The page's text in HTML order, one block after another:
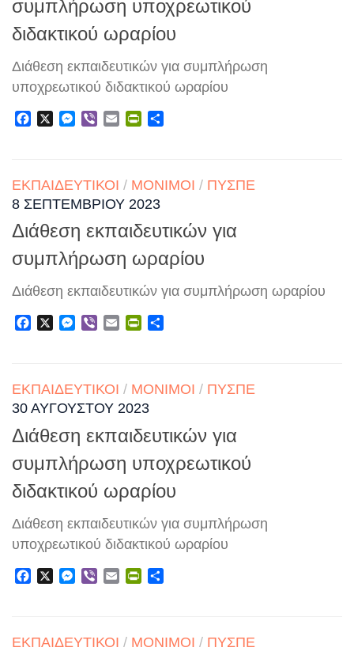
συμπλήρωση υποχρεωτικού
διδακτικού ωραρίου
Διάθεση εκπαιδευτικών για συμπλήρωση
υποχρεωτικού διδακτικού ωραρίου
FacebookMessenger
Viber EmailPrintFriendly
ΕΚΠΑΙΔΕΥΤΙΚΟΊ / ΜΌΝΙΜΟΙ / ΠΥΣΠΕ
8 ΣΕΠΤΕΜΒΡΊΟΥ 2023
Διάθεση εκπαιδευτικών για
συμπλήρωση ωραρίου
Διάθεση εκπαιδευτικών για συμπλήρωση ωραρίου
FacebookMessenger
Viber EmailPrintFriendly
ΕΚΠΑΙΔΕΥΤΙΚΟΊ / ΜΌΝΙΜΟΙ / ΠΥΣΠΕ
30 ΑΥΓΟΎΣΤΟΥ 2023
Διάθεση εκπαιδευτικών για
συμπλήρωση υποχρεωτικού
διδακτικού ωραρίου
Διάθεση εκπαιδευτικών για συμπλήρωση
υποχρεωτικού διδακτικού ωραρίου
FacebookMessenger
Viber EmailPrintFriendly
ΕΚΠΑΙΔΕΥΤΙΚΟΊ / ΜΌΝΙΜΟΙ / ΠΥΣΠΕ